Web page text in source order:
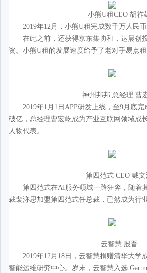
小熊U租CEO 胡祚
2019年12月，小熊U租完成数千万人民
在此之前，还获得京东集协和，达晨创
资。小熊U租的发展速度给予了老对手易点租
神州邦邦 总经理 曹
2019年1月1日APP研发上线，至9月底
破亿，总经理曹宏屹成为产业互联网领域成
人物代表。
第四范式 CEO 戴文
第四范式在AI服务领域一路狂奔，随着
裁裴沵思加盟第四范式任总裁，已然成为行
云智慧 殷晋
2019年12月18日，云智慧捐赠清华大学
智能运维研究中心。岁末，云智慧入选